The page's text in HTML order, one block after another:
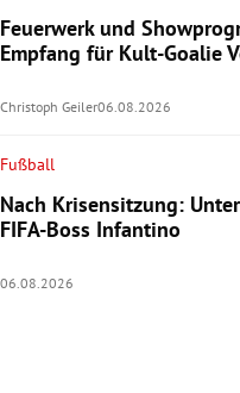
Feuerwerk und
Empfang für Kult-Goalie
Christoph Geiler06.08.2026
Fußball
Nach Krisensitzung:
FIFA-Boss Infantino
06.08.2026